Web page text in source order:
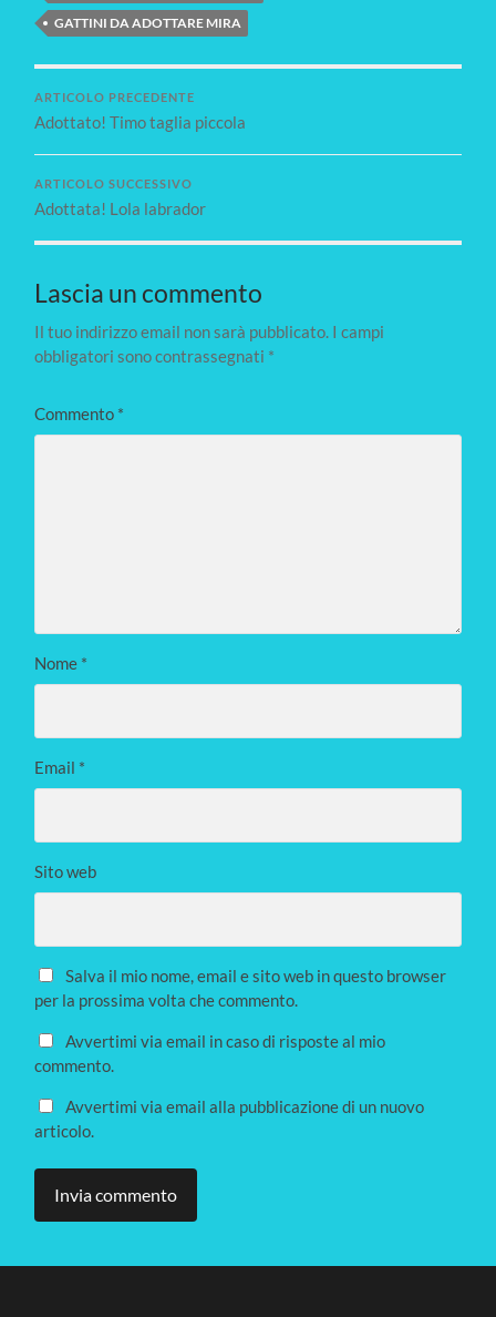
GATTINI DA ADOTTARE MIRA
ARTICOLO PRECEDENTE
Adottato! Timo taglia piccola
ARTICOLO SUCCESSIVO
Adottata! Lola labrador
Lascia un commento
Il tuo indirizzo email non sarà pubblicato. I campi
obbligatori sono contrassegnati *
Commento *
Nome *
Email *
Sito web
Salva il mio nome, email e sito web in questo browser
per la prossima volta che commento.
Avvertimi via email in caso di risposte al mio
commento.
Avvertimi via email alla pubblicazione di un nuovo
articolo.